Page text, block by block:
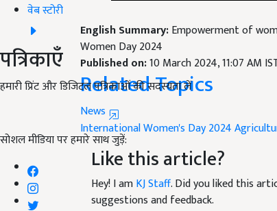
वेब स्टोरी
पत्रिकाएँ
हमारी प्रिंट और डिजिटल पत्रिकाओं की सदस्यता लें
सोशल मीडिया पर हमारे साथ जुड़ें:
English Summary:Empowerment of
Women Day 2024
Published on:10 March 2024, 11:07 AM
Related Topics
News
International Women's Day 2024
Like this article?
Hey! I amKJ Staff. Did you liked this
suggestions and feedback.